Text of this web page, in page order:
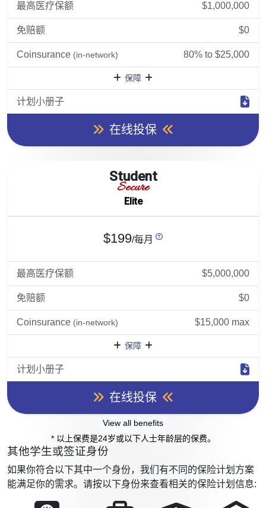
最高医疗保额 $1,000,000
免赔额 $0
Coinsurance (in-network) 80% to $25,000
保障
计划小册子
在线投保
Student
Secure
Elite
$199/每月
最高医疗保额 $5,000,000
免赔额 $0
Coinsurance (in-network) $15,000 max
保障
计划小册子
在线投保
View all benefits
* 以上保费是24岁或以下人士年龄层的保费。
其他学生或签证身份
如果你符合以下其中一个身份，我们有不同的保险计划方案
能满足你的需求。请按以下身份来查看相关的保险计划信息: